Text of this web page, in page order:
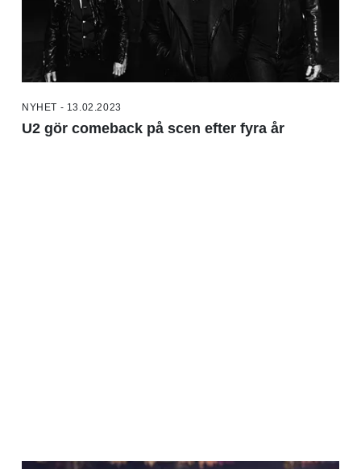
NYHET - 13.02.2023
U2 gör comeback på scen efter fyra år